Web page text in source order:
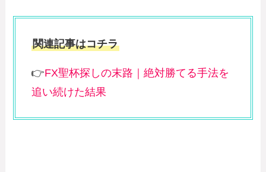
関連記事はコチラ
👉FX聖杯探しの末路｜絶対勝てる手法を
追い続けた結果